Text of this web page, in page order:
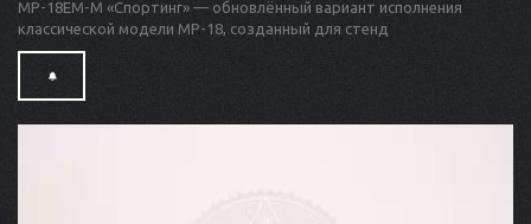
MP-18EM-M «Спортинг» — обновлённый вариант исполнения
классической модели MP-18, созданный для стенд